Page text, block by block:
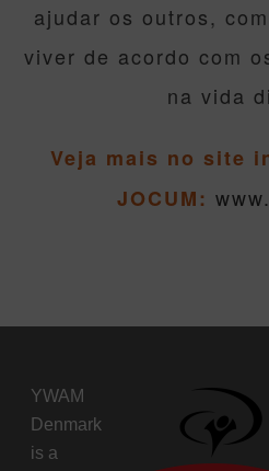
ajudar os outros,
viver de acordo com
na vida
Veja mais no site
JOCUM:
YWAM
Denmark
is a